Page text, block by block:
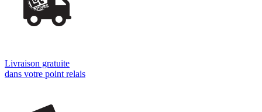
Livraison gratuite
dans votre point relais